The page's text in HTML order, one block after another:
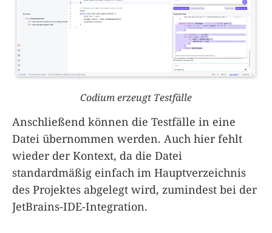
Codium erzeugt Testfälle
Anschließend können die Testfälle in eine
Datei übernommen werden. Auch hier fehlt
wieder der Kontext, da die Datei
standardmäßig einfach im Hauptverzeichnis
des Projektes abgelegt wird, zumindest bei der
JetBrains-IDE-Integration.